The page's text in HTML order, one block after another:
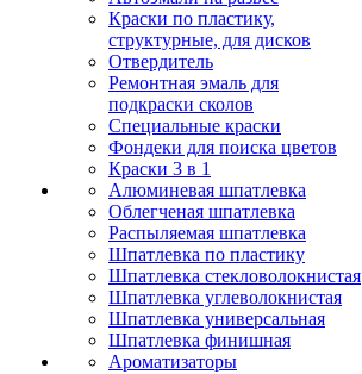
Краски по пластику,
структурные, для дисков
Отвердитель
Ремонтная эмаль для
подкраски сколов
Специальные краски
Фондеки для поиска цветов
Краски 3 в 1
Алюминевая шпатлевка
Облегченая шпатлевка
Распыляемая шпатлевка
Шпатлевка по пластику
Шпатлевка стекловолокнистая
Шпатлевка углеволокнистая
Шпатлевка универсальная
Шпатлевка финишная
Ароматизаторы